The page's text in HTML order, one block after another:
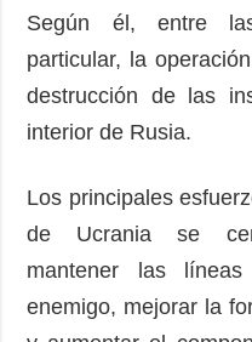
Según él, entre
particular, la
destrucción de las
interior de Rusia.
Los principales
de Ucrania se
mantener las
enemigo, mejorar la